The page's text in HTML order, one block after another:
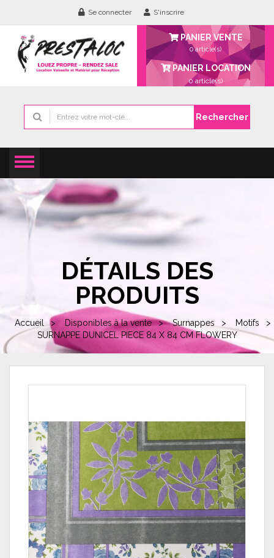
Se connecter S'inscrire
PANIER VENTE
0 article(s)
PANIER LOCATION
0 article(s)
Rechercher
DÉTAILS DES
PRODUITS
Accueil Disponibles à la vente Surnappes
Motifs
SURNAPPE DUNICEL PIECE 84 X 84 CM FLOWERY